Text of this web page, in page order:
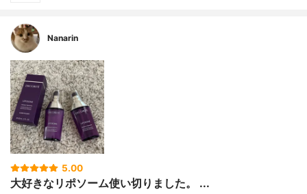
Nanarin
5.00
大好きなリポソーム使い切りました。 ...